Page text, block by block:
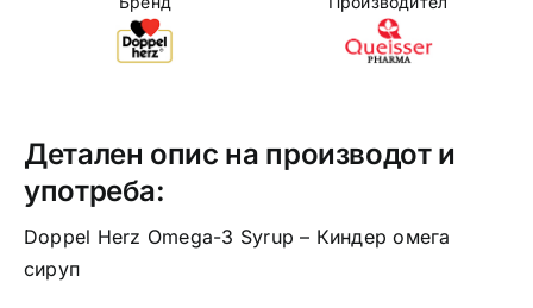
сируп
количина
Детален опис на производот и
употреба:
Doppel Herz Omega-3 Syrup – Киндер омега
сируп